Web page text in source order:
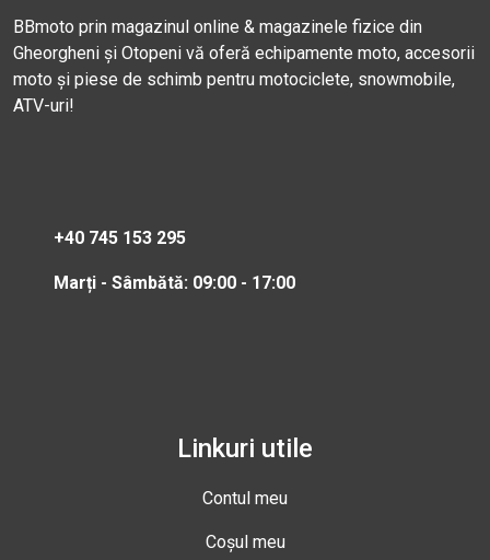
BBmoto prin magazinul online & magazinele fizice din
Gheorgheni și Otopeni vă oferă echipamente moto, accesorii
moto și piese de schimb pentru motociclete, snowmobile,
ATV-uri!
+40 745 153 295
Marți - Sâmbătă: 09:00 - 17:00
Linkuri utile
Contul meu
Coșul meu